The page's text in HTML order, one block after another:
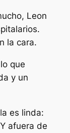
Leon
la cara.
que
y un
es linda:
afuera de